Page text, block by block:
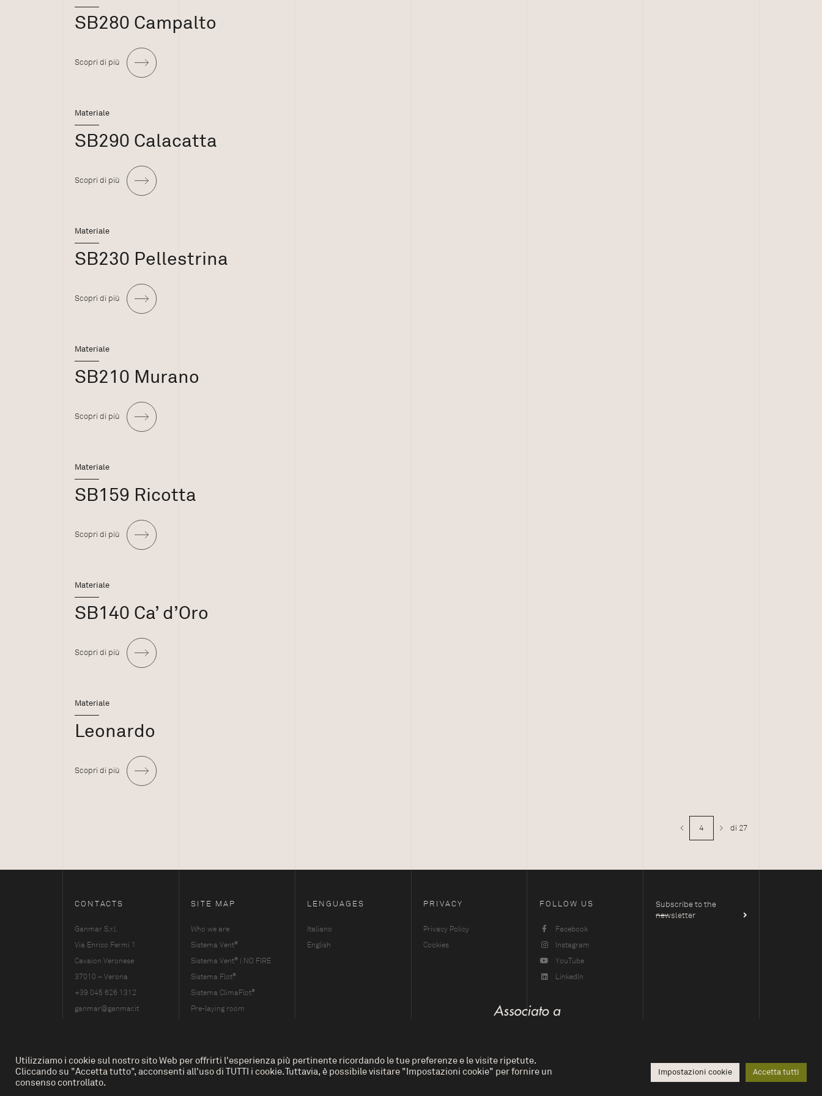
SB280 Campalto
Scopri di più
Materiale
SB290 Calacatta
Scopri di più
Materiale
SB230 Pellestrina
Scopri di più
Materiale
SB210 Murano
Scopri di più
Materiale
SB159 Ricotta
Scopri di più
Materiale
SB140 Ca’ d’Oro
Scopri di più
Materiale
Leonardo
Scopri di più
< > di 27
CONTACTS
Ganmar S.r.l.
Via Enrico Fermi 1
Cavaion Veronese
37010 – Verona
+39 045 626 1312
ganmar@ganmar.it
© 2026 Ganmar srl
SITE MAP
Who we are
Sistema Vent®
Sistema Vent®
| NO FIRE
Sistema Flot®
Sistema ClimaFlot®
Pre-laying room
Materials
News and Events
LENGUAGES
Italiano
English
PRIVACY
Privacy Policy
Cookies
FOLLOW US
Facebook
Instagram
YouTube
LinkedIn
Subscribe to the
newsletter
Utilizziamo i cookie sul nostro sito Web per offrirti l'esperienza più pertinente ricordando le tue preferenze e le visite ripetute.
Cliccando su "Accetta tutto", acconsenti all'uso di TUTTI i cookie. Tuttavia, è possibile visitare "Impostazioni cookie" per fornire un
consenso controllato.
Impostazioni cookie Accetta tutti